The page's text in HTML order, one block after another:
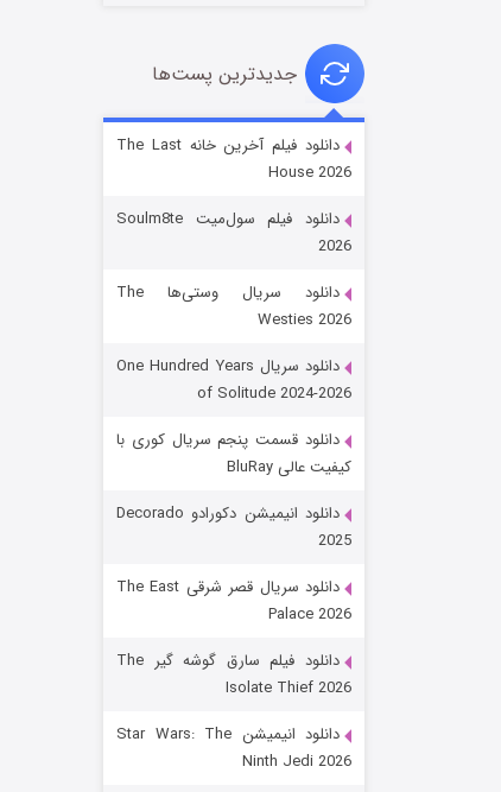
قسمت
رویایی برای تو
قسمت
جدیدترین پست‌ها
دانلود فیلم آخرین خانه The Last
House 2026
دانلود فیلم سول‌میت Soulm8te
2026
دانلود سریال وستی‌ها The
Westies 2026
دانلود سریال One Hundred Years
of Solitude 2024-2026
دانلود قسمت پنجم سریال کوری با
کیفیت عالی BluRay
دانلود انیمیشن دکورادو Decorado
2025
دانلود سریال قصر شرقی The East
Palace 2026
دانلود فیلم سارق گوشه گیر The
Isolate Thief 2026
دانلود انیمیشن Star Wars: The
Ninth Jedi 2026